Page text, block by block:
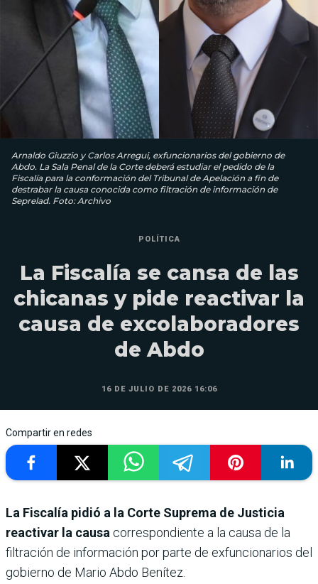
Arnaldo Giuzzio y Carlos Arregui, exfuncionarios del gobierno de
Abdo. La Sala Penal de la Corte deberá estudiar el pedido de la
Fiscalía para la conformación del Tribunal de Apelación a fin de
destrabar la causa conocida como filtración de información de
Seprelad. Foto: Archivo
POLÍTICA
La Fiscalía se cansa de las
chicanas y pide reactivar la
causa de excolaboradores
de Abdo
16 DE JULIO DE 2026 16:06
Compartir en redes
La Fiscalía pidió a la Corte Suprema de Justicia
reactivar la causa correspondiente a la causa de la
filtración de información por parte de exfuncionarios del
gobierno de Mario Abdo Benítez.